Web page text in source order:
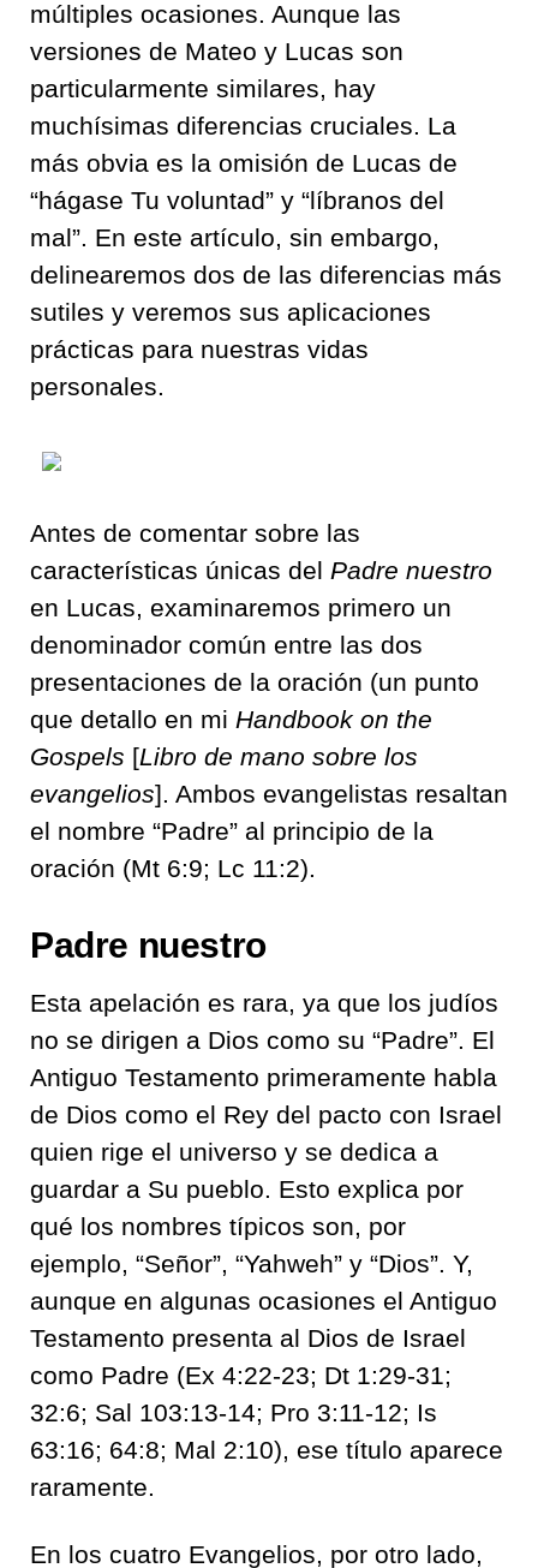
múltiples ocasiones. Aunque las
versiones de Mateo y Lucas son
particularmente similares, hay
muchísimas diferencias cruciales. La
más obvia es la omisión de Lucas de
“hágase Tu voluntad” y “líbranos del
mal”. En este artículo, sin embargo,
delinearemos dos de las diferencias más
sutiles y veremos sus aplicaciones
prácticas para nuestras vidas
personales.
Antes de comentar sobre las
características únicas del Padre nuestro
en Lucas, examinaremos primero un
denominador común entre las dos
presentaciones de la oración (un punto
que detallo en mi Handbook on the
Gospels [Libro de mano sobre los
evangelios]. Ambos evangelistas resaltan
el nombre “Padre” al principio de la
oración (Mt 6:9; Lc 11:2).
Padre nuestro
Esta apelación es rara, ya que los judíos
no se dirigen a Dios como su “Padre”. El
Antiguo Testamento primeramente habla
de Dios como el Rey del pacto con Israel
quien rige el universo y se dedica a
guardar a Su pueblo. Esto explica por
qué los nombres típicos son, por
ejemplo, “Señor”, “Yahweh” y “Dios”. Y,
aunque en algunas ocasiones el Antiguo
Testamento presenta al Dios de Israel
como Padre (Ex 4:22-23; Dt 1:29-31;
32:6; Sal 103:13-14; Pro 3:11-12; Is
63:16; 64:8; Mal 2:10), ese título aparece
raramente.
En los cuatro Evangelios, por otro lado,